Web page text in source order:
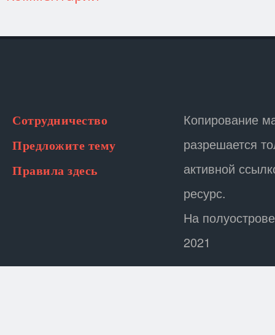
Сотрудничество
Предложите тему
Правила здесь
Копирование
разрешается
активной
ресурс.
На
2021